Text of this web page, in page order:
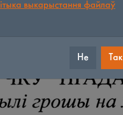
выкарыстання файлаў
Не Так